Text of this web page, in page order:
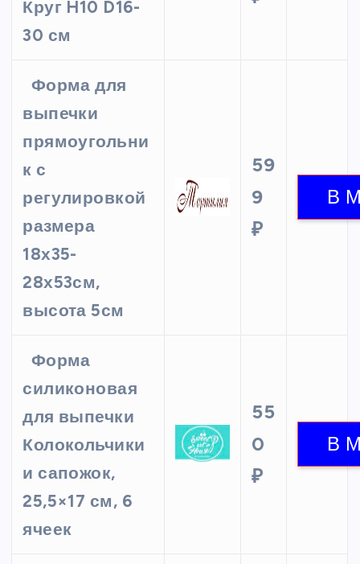
Круг H10 D16-
30 см
Форма для
выпечки
прямоугольни
к с
регулировкой
размера
18х35-
28х53см,
высота 5см
59
9
₽
Форма
силиконовая
для выпечки
Колокольчики
и сапожок,
25,5×17 см, 6
ячеек
55
0
₽